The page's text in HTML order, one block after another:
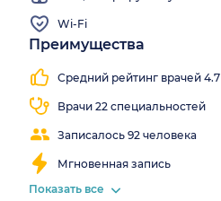
Wi-Fi
Преимущества
Средний рейтинг врачей 4.7
Врачи 22 специальностей
Записалось 92 человека
Мгновенная запись
КТ
Близко
метро
Работаем
выходные
Показать все